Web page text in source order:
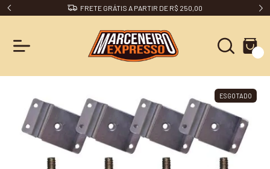
FRETE GRÁTIS A PARTIR DE R$ 250,00
ESGOTADO